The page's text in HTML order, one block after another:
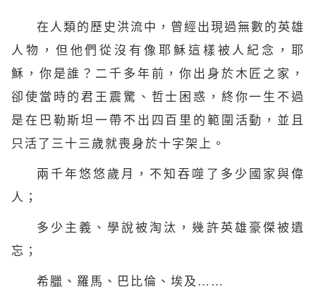
在人類的歷史洪流中，曾經出現過無數的英雄
人物，但他們從沒有像 耶穌這樣被人紀念，耶
穌，你是誰？二千多年前，你出身於木匠之家，
卻使當時的君王震驚、哲士困惑，終你一生不過
是在巴勒斯坦一帶不出四百里的範圍活動，並且
只活了三十三歲就喪身於十字架上。
兩千年悠悠歲月，不知吞噬了多少國家與偉
人；
多少主義、學說被淘汰，幾許英雄豪傑被遺
忘；
希臘、羅馬、巴比倫、埃及……